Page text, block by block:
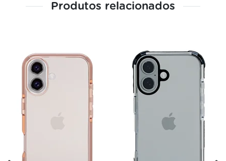
Produtos relacionados